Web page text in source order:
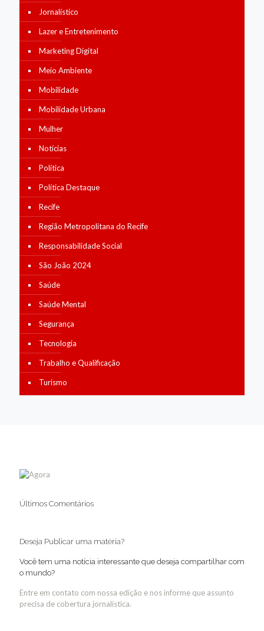
Jornalístico
Lazer e Entretenimento
Marketing Digital
Meio Ambiente
Mobilidade
Mobilidade Urbana
Mulher
Notícias
Política
Política Destaque
Recife
Região Metropolitana do Recife
Responsabilidade Social
São João 2024
Saúde
Saúde Mental
Segurança
Tecnologia
Trabalho e Qualificação
Turismo
Últimos Comentários
Deseja Publicar uma matéria?
Você tem uma notícia interessante que deseja compartilhar com
o mundo?
Entre em contato com nossa edição e nos informe que assunto
precisa de cobertura jornalística.